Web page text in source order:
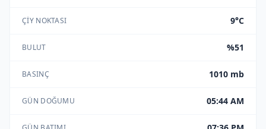
ÇIY NOKTASI 9°C
BULUT %51
BASINÇ 1010 mb
GÜN DOĞUMU 05:44 AM